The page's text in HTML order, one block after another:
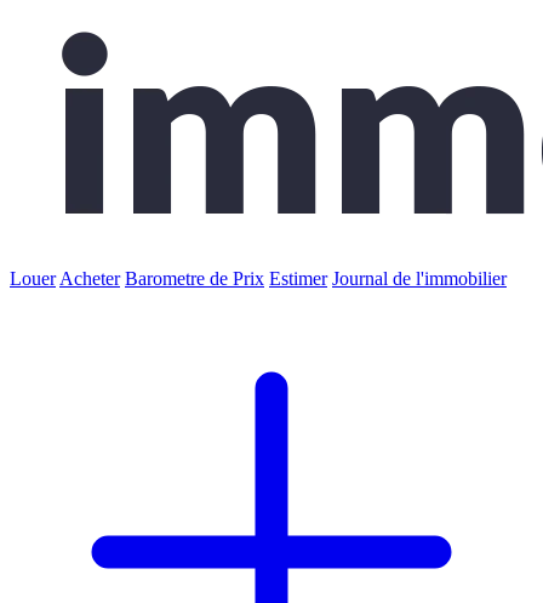
Louer Acheter Barometre de Prix Estimer Journal de l'immobilier